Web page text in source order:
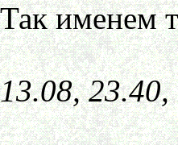
Так именем
13.08, 23.40,